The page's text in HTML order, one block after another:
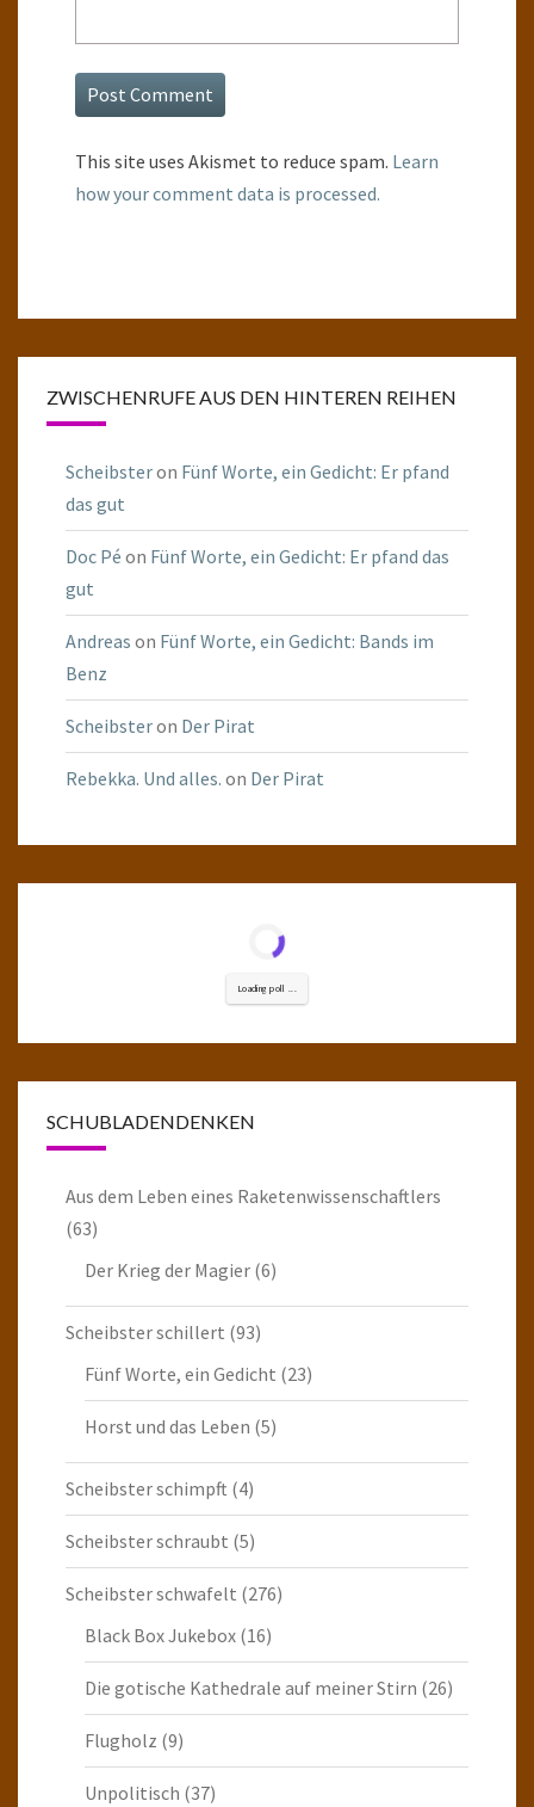
This site uses Akismet to reduce spam. Learn
how your comment data is processed.
ZWISCHENRUFE AUS DEN HINTEREN REIHEN
Scheibsteron Fünf Worte, ein Gedicht: Er pfand
das gut
Doc Pé on Fünf Worte, ein Gedicht: Er pfand das
gut
Andreas on Fünf Worte, ein Gedicht: Bands im
Benz
Scheibsteron Der Pirat
Rebekka. Und alles. on Der Pirat
Loading poll ...
SCHUBLADENDENKEN
Aus dem Leben eines Raketenwissenschaftlers
(63)
Der Krieg der Magier (6)
Scheibster schillert (93)
Fünf Worte, ein Gedicht (23)
Horst und das Leben (5)
Scheibster schimpft (4)
Scheibster schraubt (5)
Scheibster schwafelt (276)
Black Box Jukebox (16)
Die gotische Kathedrale auf meiner Stirn (26)
Flugholz (9)
Unpolitisch (37)